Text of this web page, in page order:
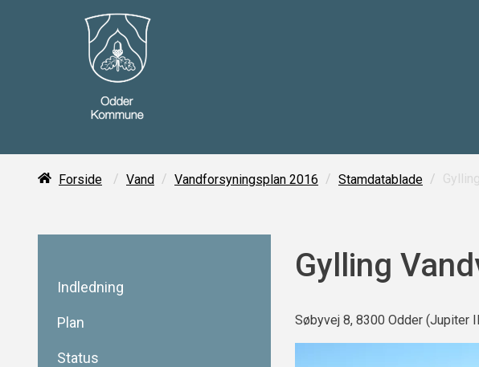
Forside / Vand / Vandforsyningsplan 2016 / Stamdatablade /
Indledning
Plan
Status
Gylling
Søbyvej 8, 8300 Odder (Jupiter